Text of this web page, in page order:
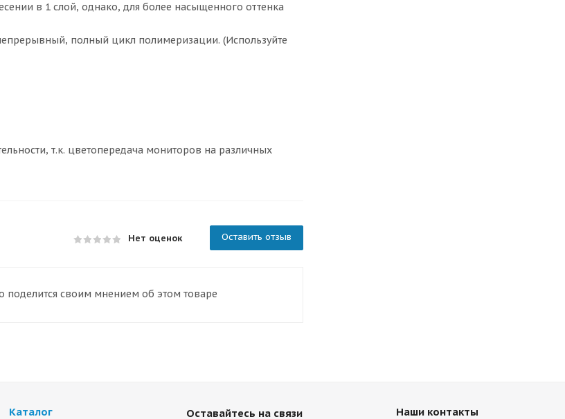
в 1 слой, однако, для более насыщенного оттенка
полный цикл полимеризации. (Используйте
т.к. цветопередача мониторов на различных
Нет оценок Оставить отзыв
поделится своим мнением об этом товаре
Каталог Оставайтесь на связи Наши контакты